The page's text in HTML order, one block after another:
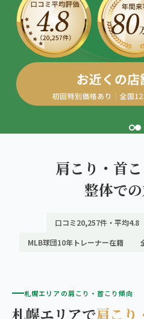
こころ整骨院 麻生院
こころ整骨院 琴似院
こころ整体院 発寒院
こころ整骨院 手稲キテネビル院
こころ整体院 キャポ大谷地院
こころ整骨院 札幌美しが丘院
五十肩
猫背・姿勢矯正
椎間板ヘルニア
全国の店舗一覧 SAPPORO AREA
札幌の13院
あなたの一
肩こり・首
整体で
口コミ20,257件・平均4.8
MLB球団10年トレーナー在籍
札幌エリアの肩こり・首こり傾向
札幌エリアで肩こり